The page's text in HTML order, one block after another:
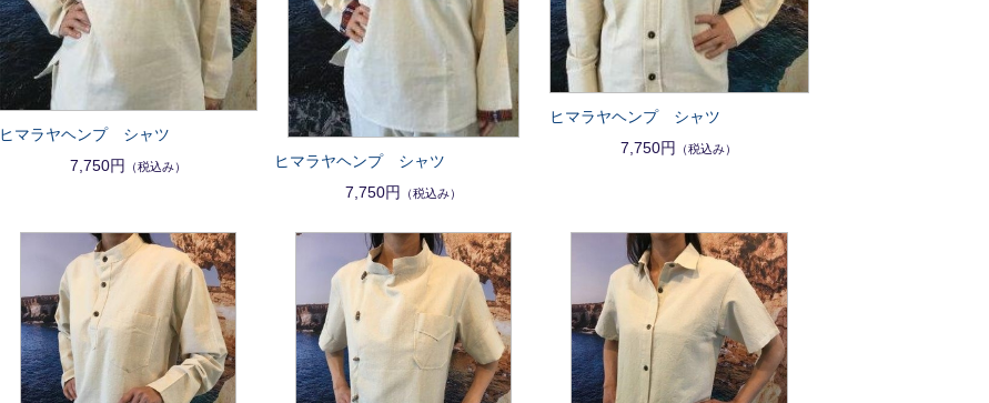
ヒマラヤヘンプ シャツ
7,750円
（税込み）
ヒマラヤヘンプ シャツ
7,750円
（税込み）
ヒマラヤヘンプ シャツ
7,750円
（税込み）